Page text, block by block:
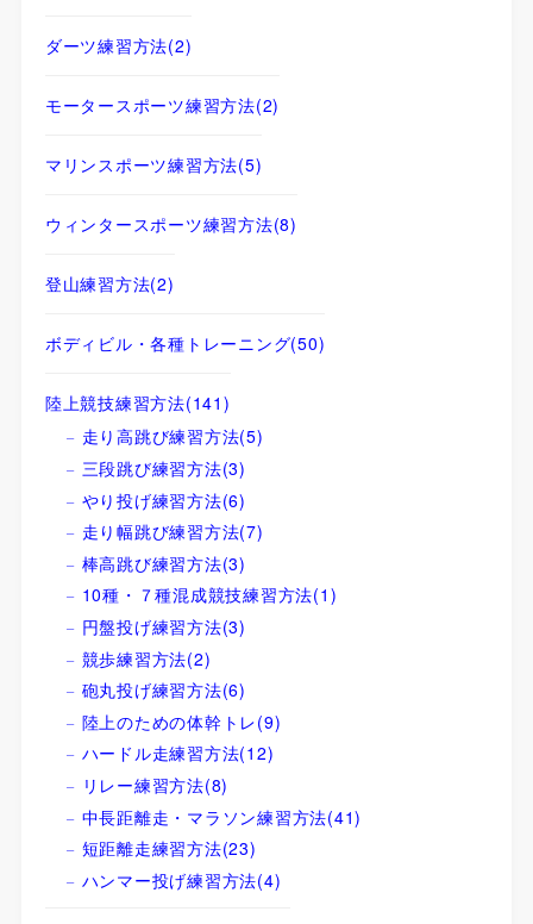
ダーツ練習方法(2)
モータースポーツ練習方法(2)
マリンスポーツ練習方法(5)
ウィンタースポーツ練習方法(8)
登山練習方法(2)
ボディビル・各種トレーニング(50)
陸上競技練習方法(141)
走り高跳び練習方法(5)
三段跳び練習方法(3)
やり投げ練習方法(6)
走り幅跳び練習方法(7)
棒高跳び練習方法(3)
10種・７種混成競技練習方法(1)
円盤投げ練習方法(3)
競歩練習方法(2)
砲丸投げ練習方法(6)
陸上のための体幹トレ(9)
ハードル走練習方法(12)
リレー練習方法(8)
中長距離走・マラソン練習方法(41)
短距離走練習方法(23)
ハンマー投げ練習方法(4)